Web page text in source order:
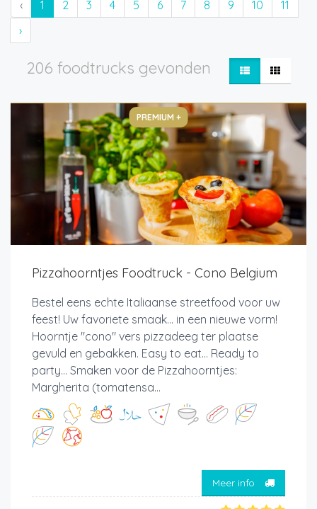
‹ 1 2 3 4 5 6 7 8 9 10
11
›
206 foodtrucks gevonden
PREMIUM +
Pizzahoorntjes Foodtruck - Cono Belgium
Bestel eens echte Italiaanse streetfood voor uw
feest! Uw favoriete smaak... in een nieuwe vorm!
Hoorntje "cono" vers pizzadeeg ter plaatse
gevuld en gebakken. Easy to eat... Ready to
party... Smaken voor de Pizzahoorntjes:
Margherita (tomatensa...
Meer info